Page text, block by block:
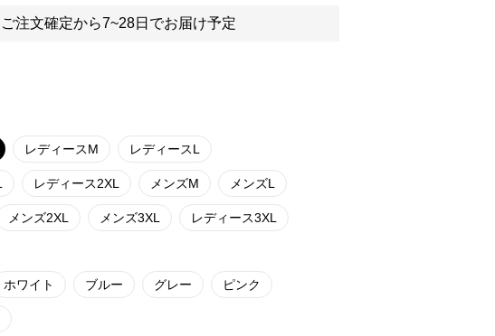
ご注文確定から7~28日でお届け予定
レディースM レディースL
レディース2XL メンズM メンズL
メンズ2XL メンズ3XL レディース3XL
ホワイト ブルー グレー ピンク